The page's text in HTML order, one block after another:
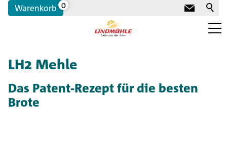
Warenkorb 0
Für Bäcker:innen
LH2 Mehle
Das Patent-Rezept für die besten
Brote